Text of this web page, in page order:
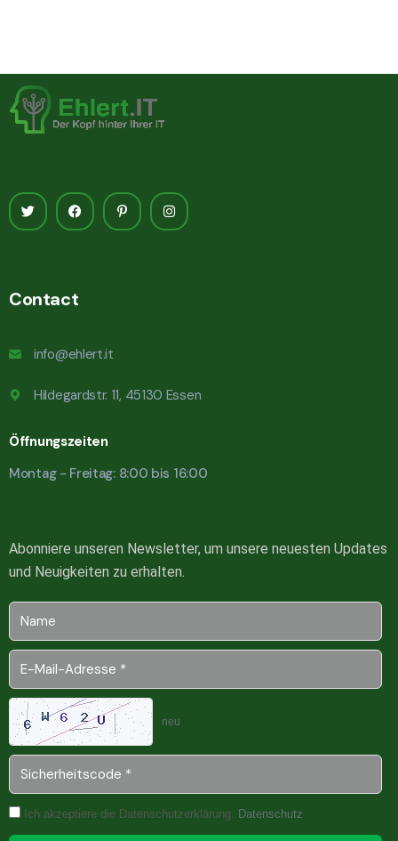
Contact
info@ehlert.it
Hildegardstr. 11, 45130 Essen
Öffnungszeiten
Montag - Freitag: 8:00 bis 16:00
Abonniere unseren Newsletter, um unsere neuesten Updates
und Neuigkeiten zu erhalten.
neu
Ich akzeptiere die Datenschutzerklärung. Datenschutz